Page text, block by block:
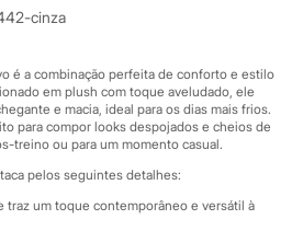
cinza
é a combinação perfeita de conforto e estilo
em plush com toque aveludado, ele
e macia, ideal para os dias mais frios.
para compor looks despojados e cheios de
treino ou para um momento casual.
pelos seguintes detalhes:
traz um toque contemporâneo e versátil à